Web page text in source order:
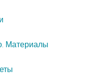
Материалы